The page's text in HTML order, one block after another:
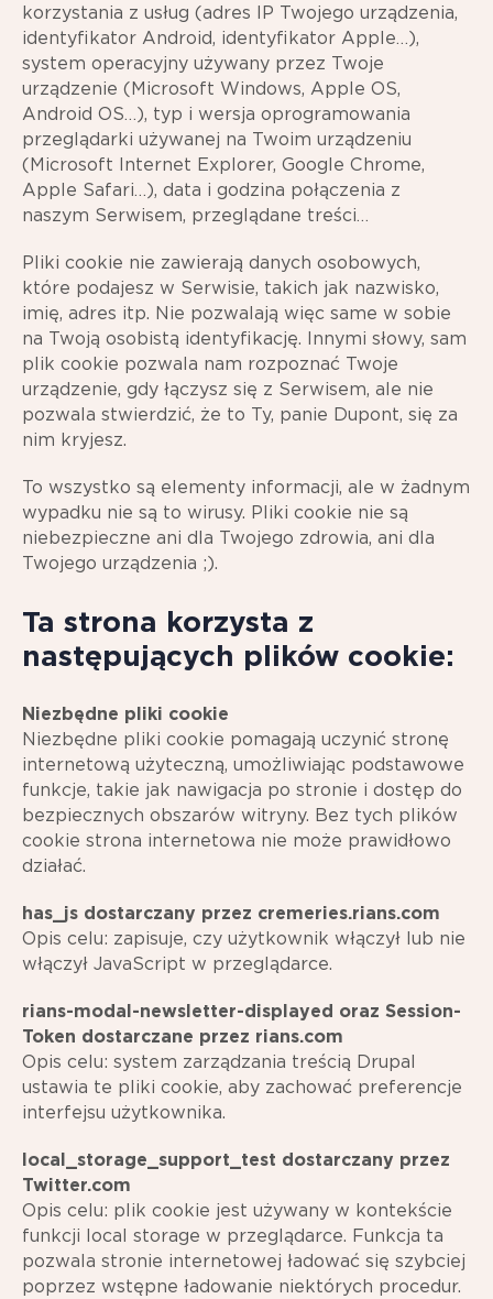
korzystania z usług (adres IP Twojego urządzenia,
identyfikator Android, identyfikator Apple…),
system operacyjny używany przez Twoje
urządzenie (Microsoft Windows, Apple OS,
Android OS…), typ i wersja oprogramowania
przeglądarki używanej na Twoim urządzeniu
(Microsoft Internet Explorer, Google Chrome,
Apple Safari…), data i godzina połączenia z
naszym Serwisem, przeglądane treści…
Pliki cookie nie zawierają danych osobowych,
które podajesz w Serwisie, takich jak nazwisko,
imię, adres itp. Nie pozwalają więc same w sobie
na Twoją osobistą identyfikację. Innymi słowy, sam
plik cookie pozwala nam rozpoznać Twoje
urządzenie, gdy łączysz się z Serwisem, ale nie
pozwala stwierdzić, że to Ty, panie Dupont, się za
nim kryjesz.
To wszystko są elementy informacji, ale w żadnym
wypadku nie są to wirusy. Pliki cookie nie są
niebezpieczne ani dla Twojego zdrowia, ani dla
Twojego urządzenia ;).
Ta strona korzysta z
następujących plików cookie:
Niezbędne pliki cookie
Niezbędne pliki cookie pomagają uczynić stronę
internetową użyteczną, umożliwiając podstawowe
funkcje, takie jak nawigacja po stronie i dostęp do
bezpiecznych obszarów witryny. Bez tych plików
cookie strona internetowa nie może prawidłowo
działać.
has_js dostarczany przez cremeries.rians.com
Opis celu: zapisuje, czy użytkownik włączył lub nie
włączył JavaScript w przeglądarce.
rians-modal-newsletter-displayed oraz Session-
Token dostarczane przez rians.com
Opis celu: system zarządzania treścią Drupal
ustawia te pliki cookie, aby zachować preferencje
interfejsu użytkownika.
local_storage_support_test dostarczany przez
Twitter.com
Opis celu: plik cookie jest używany w kontekście
funkcji local storage w przeglądarce. Funkcja ta
pozwala stronie internetowej ładować się szybciej
poprzez wstępne ładowanie niektórych procedur.